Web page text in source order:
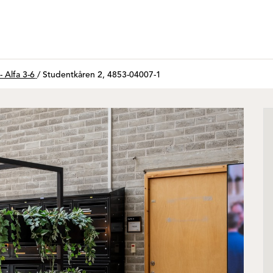
Alfa 3-6 / Studentkåren 2, 4853-04007-1